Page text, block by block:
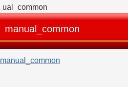
ual_common
manual_common
manual_common